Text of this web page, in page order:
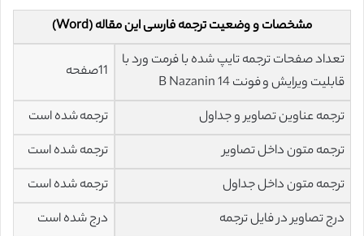
مشخصات و وضعیت ترجمه فارسی این مقاله (Word)
تعداد صفحات ترجمه تایپ شده با فرمت ورد با
قابلیت ویرایش و فونت 14 B Nazanin
11صفحه
ترجمه عناوین تصاویر و جداول
ترجمه شده است
ترجمه متون داخل تصاویر
ترجمه شده است
ترجمه متون داخل جداول
ترجمه شده است
درج تصاویر در فایل ترجمه
درج شده است